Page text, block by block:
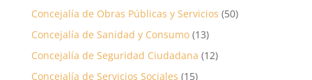
Concejalía de Obras Públicas y Servicios (50)
Concejalía de Sanidad y Consumo(13)
Concejalía de Seguridad Ciudadana (12)
Concejalía de Servicios Sociales (15)